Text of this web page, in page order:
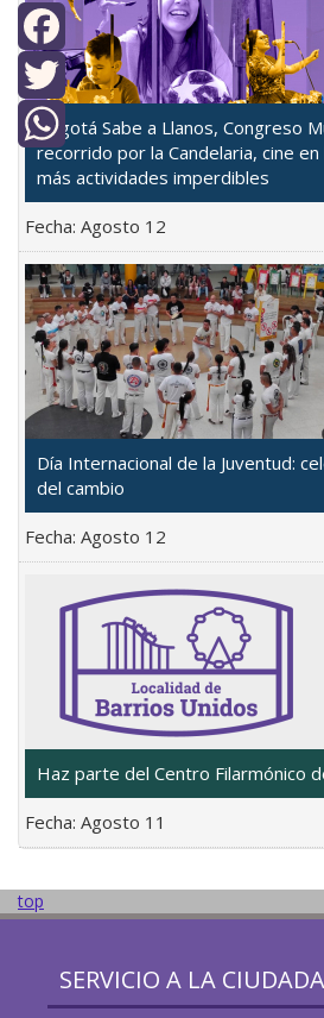
Facebook
Twitter
WhatsApp
Bogotá Sabe a Llanos, Congreso
recorrido por la Candelaria, cine en
más actividades imperdibles
Fecha: Agosto 12
Día Internacional de la Juventud:
del cambio
Fecha: Agosto 12
Haz parte del Centro Filarmónico
Fecha: Agosto 11
top
SERVICIO A LA